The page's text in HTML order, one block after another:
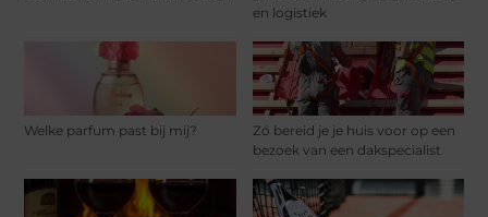
en logistiek
Welke parfum past bij mij?
Zó bereid je je huis voor op een
bezoek van een dakspecialist